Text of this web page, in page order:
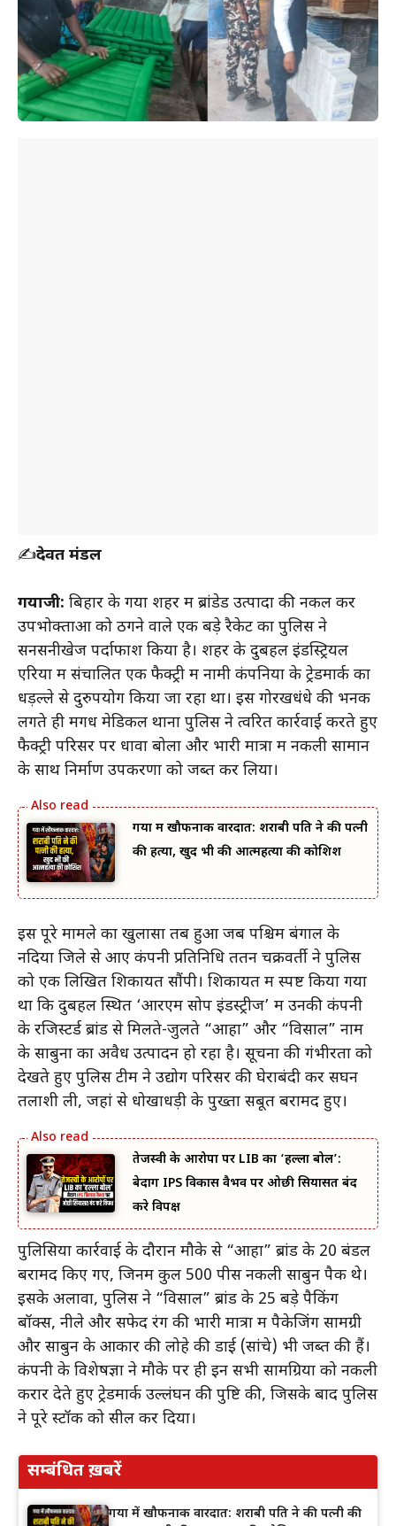
✍️देवब्रत मंडल
गयाजी: बिहार के गया शहर में ब्रांडेड उत्पादों की नकल कर
उपभोक्ताओं को ठगने वाले एक बड़े रैकेट का पुलिस ने
सनसनीखेज पर्दाफाश किया है। शहर के दुबहल इंडस्ट्रियल
एरिया में संचालित एक फैक्ट्री में नामी कंपनियों के ट्रेडमार्क का
धड़ल्ले से दुरुपयोग किया जा रहा था। इस गोरखधंधे की भनक
लगते ही मगध मेडिकल थाना पुलिस ने त्वरित कार्रवाई करते हुए
फैक्ट्री परिसर पर धावा बोला और भारी मात्रा में नकली सामान
के साथ निर्माण उपकरणों को जब्त कर लिया।
गया में खौफनाक वारदात: शराबी पति ने की पत्नी
की हत्या, खुद भी की आत्महत्या की कोशिश
इस पूरे मामले का खुलासा तब हुआ जब पश्चिम बंगाल के
नदिया जिले से आए कंपनी प्रतिनिधि ततन चक्रवर्ती ने पुलिस
को एक लिखित शिकायत सौंपी। शिकायत में स्पष्ट किया गया
था कि दुबहल स्थित ‘आरएम सोप इंडस्ट्रीज’ में उनकी कंपनी
के रजिस्टर्ड ब्रांड से मिलते-जुलते “आहा” और “विसाल” नाम
के साबुनों का अवैध उत्पादन हो रहा है। सूचना की गंभीरता को
देखते हुए पुलिस टीम ने उद्योग परिसर की घेराबंदी कर सघन
तलाशी ली, जहां से धोखाधड़ी के पुख्ता सबूत बरामद हुए।
तेजस्वी के आरोपों पर LIB का ‘हल्ला बोल’:
बेदाग IPS विकास वैभव पर ओछी सियासत बंद
करे विपक्ष
पुलिसिया कार्रवाई के दौरान मौके से “आहा” ब्रांड के 20 बंडल
बरामद किए गए, जिनमें कुल 500 पीस नकली साबुन पैक थे।
इसके अलावा, पुलिस ने “विसाल” ब्रांड के 25 बड़े पैकिंग
बॉक्स, नीले और सफेद रंग की भारी मात्रा में पैकेजिंग सामग्री
और साबुन के आकार की लोहे की डाई (सांचे) भी जब्त की हैं।
कंपनी के विशेषज्ञों ने मौके पर ही इन सभी सामग्रियों को नकली
करार देते हुए ट्रेडमार्क उल्लंघन की पुष्टि की, जिसके बाद पुलिस
ने पूरे स्टॉक को सील कर दिया।
सम्बंधित ख़बरें
गया में खौफनाक वारदात: शराबी पति ने की पत्नी की